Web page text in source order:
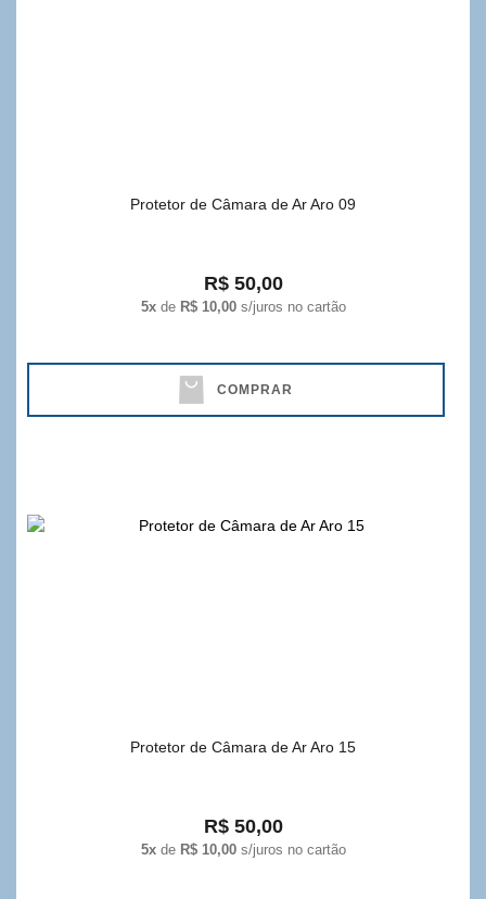
Protetor de Câmara de Ar Aro 09
R$ 50,00
5xde R$ 10,00s/juros no cartão
COMPRAR
Protetor de Câmara de Ar Aro 15
R$ 50,00
5xde R$ 10,00s/juros no cartão